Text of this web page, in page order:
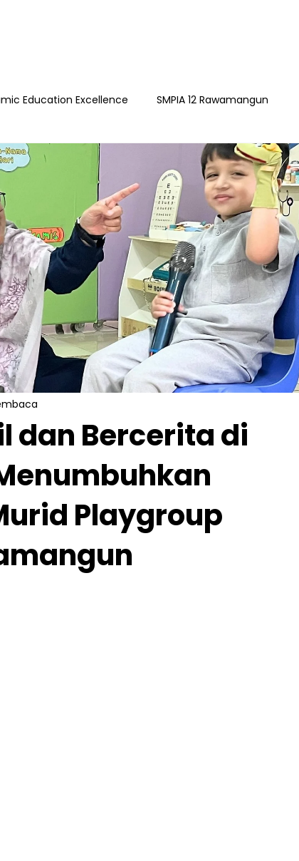
Education Excellence SMPIA 12 Rawamangun
YAPI Playgroup Sakinah SMPIA 55
dan Bercerita di
Playgroup